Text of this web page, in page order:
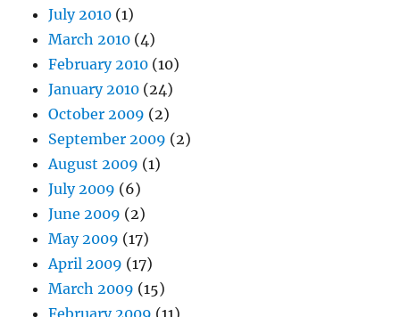
July 2010 (1)
March 2010 (4)
February 2010 (10)
January 2010 (24)
October 2009 (2)
September 2009 (2)
August 2009 (1)
July 2009 (6)
June 2009 (2)
May 2009 (17)
April 2009 (17)
March 2009 (15)